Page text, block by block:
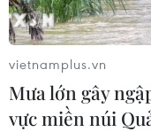
vietnamplus.vn
Mưa lớn gây
vực miền núi